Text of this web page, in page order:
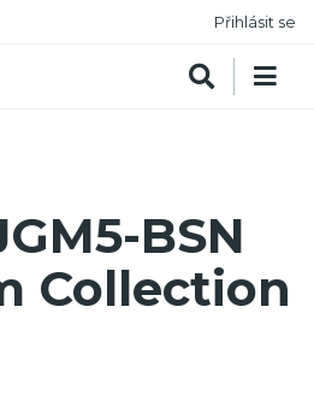
Přihlásit se
BSN
Collection